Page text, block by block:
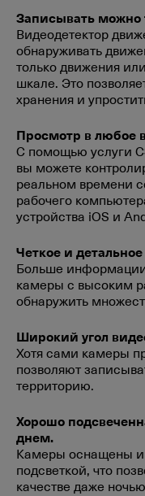
Записывать можно
Видеодетектор
обнаруживать
только движения
шкале. Это
хранения и
Просмотр в любое
С помощью услуги
вы можете
реальном времени
рабочего
устройства iOS и
Четкое и
Больше
камеры с высоким
обнаружить
Широкий угол
Хотя сами камеры
позволяют
территорию.
Хорошо
днем.
Камеры оснащены
подсветкой, что
качестве даже